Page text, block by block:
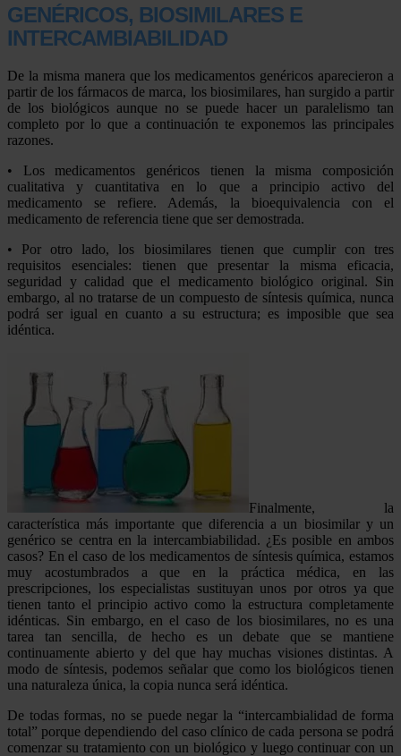
GENÉRICOS, BIOSIMILARES E
INTERCAMBIABILIDAD
De la misma manera que los medicamentos genéricos aparecieron a
partir de los fármacos de marca, los biosimilares, han surgido a partir
de los biológicos aunque no se puede hacer un paralelismo tan
completo por lo que a continuación te exponemos las principales
razones.
• Los medicamentos genéricos tienen la misma composición
cualitativa y cuantitativa en lo que a principio activo del
medicamento se refiere. Además, la bioequivalencia con el
medicamento de referencia tiene que ser demostrada.
• Por otro lado, los biosimilares tienen que cumplir con tres
requisitos esenciales: tienen que presentar la misma eficacia,
seguridad y calidad que el medicamento biológico original. Sin
embargo, al no tratarse de un compuesto de síntesis química, nunca
podrá ser igual en cuanto a su estructura; es imposible que sea
idéntica.
Finalmente, la
característica más importante que diferencia a un biosimilar y un
genérico se centra en la intercambiabilidad. ¿Es posible en ambos
casos? En el caso de los medicamentos de síntesis química, estamos
muy acostumbrados a que en la práctica médica, en las
prescripciones, los especialistas sustituyan unos por otros ya que
tienen tanto el principio activo como la estructura completamente
idénticas. Sin embargo, en el caso de los biosimilares, no es una
tarea tan sencilla, de hecho es un debate que se mantiene
continuamente abierto y del que hay muchas visiones distintas. A
modo de síntesis, podemos señalar que como los biológicos tienen
una naturaleza única, la copia nunca será idéntica.
De todas formas, no se puede negar la “intercambialidad de forma
total” porque dependiendo del caso clínico de cada persona se podrá
comenzar su tratamiento con un biológico y luego continuar con un